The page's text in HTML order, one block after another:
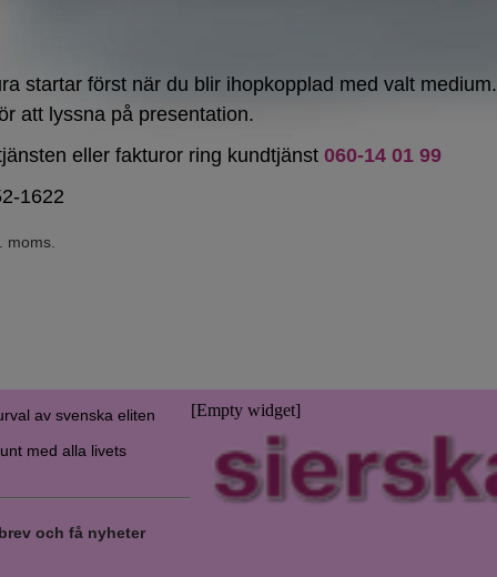
startar först när du blir ihopkopplad med valt medium.
att lyssna på presentation.
eller fakturor ring kundtjänst 060-14 01 99
1622
moms.
av svenska eliten
med alla livets
och få nyheter
[Empty widget]